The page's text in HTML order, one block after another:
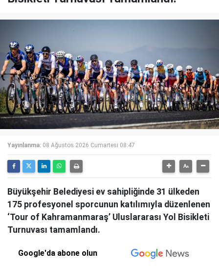
Yayınlanma: 08 Ağustos 2026 Cumartesi 08:47
Büyükşehir Belediyesi ev sahipliğinde 31 ülkeden
175 profesyonel sporcunun katılımıyla düzenlenen
‘Tour of Kahramanmaraş’ Uluslararası Yol Bisikleti
Turnuvası tamamlandı.
Google'da abone olun